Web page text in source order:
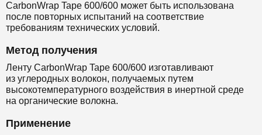
CarbonWrap Tape 600/600 может быть использована
после повторных испытаний на соответствие
требованиям технических условий.
Метод получения
Ленту CarbonWrap Tape 600/600 изготавливают
из углеродных волокон, получаемых путем
высокотемпературного воздействия в инертной среде
на органические волокна.
Применение